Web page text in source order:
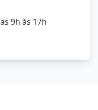
9h às 17h